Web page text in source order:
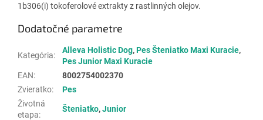
1b306(i) tokoferolové extrakty z rastlinných olejov.
Dodatočné parametre
Kategória:
Alleva Holistic Dog,Pes Šteniatko Maxi Kuracie,
Pes Junior Maxi Kuracie
EAN:
8002754002370
Zvieratko:
Pes
Životná
etapa:
Šteniatko,Junior